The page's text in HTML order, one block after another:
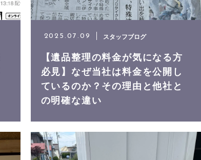
2025.07.09 スタッフブログ
【遺品整理の料金が気になる方
必見】なぜ当社は料金を公開し
ているのか？その理由と他社と
の明確な違い